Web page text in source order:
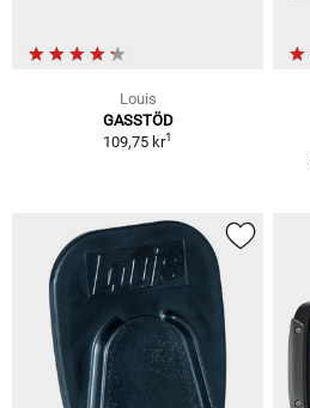
Louis
GASSTÖD
109,75 kr1